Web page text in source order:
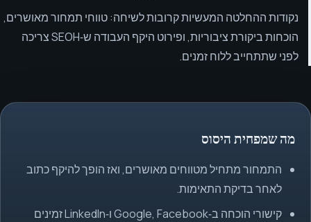
נקודות ההחלטה המעשיות קרובות לשיחה: טווחי תמחור מאושרים,
הוכחות ביקורת ציבוריות, ופירוט היקף העבודה ש‑SEOH צריכה
לפני שתתחייב ללוח זמנים.
מה שמפחית היסוס
התמחור מתחיל מטווחים מאושרים, ואז הופך להיקף כתוב
לאחר בדיקת התאימות.
קישורי הוכחה ב‑Google, Facebook ו‑LinkedIn זמינים